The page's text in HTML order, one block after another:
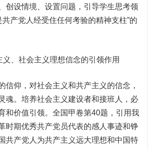
创设情境、设置问题，引导学生思考领
共产党人经受住任何考验的精神支柱”的
、社会主义理想信念的引领作用
仰，对社会主义和共产主义的信念，
魂。培养社会主义建设者和接班人，必
和价值引领。全国甲卷第40题，引用我
时期优秀共产党员代表的感人事迹和铮
共产党人为共产主义远大理想和中国特